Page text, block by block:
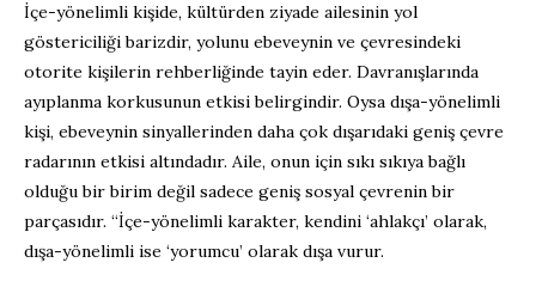
İçe-yönelimli kişide, kültürden ziyade ailesinin yol
göstericiliği barizdir, yolunu ebeveynin ve çevresindeki
otorite kişilerin rehberliğinde tayin eder. Davranışlarında
ayıplanma korkusunun etkisi belirgindir. Oysa dışa-yönelimli
kişi, ebeveynin sinyallerinden daha çok dışarıdaki geniş çevre
radarının etkisi altındadır. Aile, onun için sıkı sıkıya bağlı
olduğu bir birim değil sadece geniş sosyal çevrenin bir
parçasıdır. “İçe-yönelimli karakter, kendini ‘ahlakçı’ olarak,
dışa-yönelimli ise ‘yorumcu’ olarak dışa vurur.